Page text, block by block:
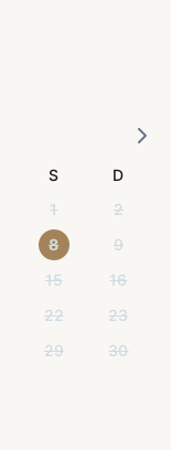
S
D
1
2
8
9
15
16
22
23
29
30